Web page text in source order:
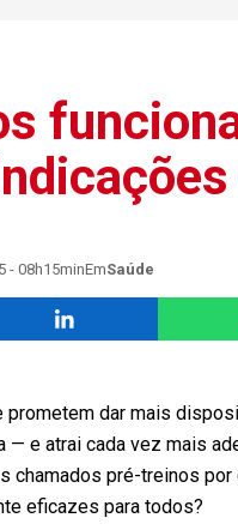
- 08h15minEmSaúde
dar mais
— e atrai cada vez mais
chamados pré-treinos
eficazes para todos?